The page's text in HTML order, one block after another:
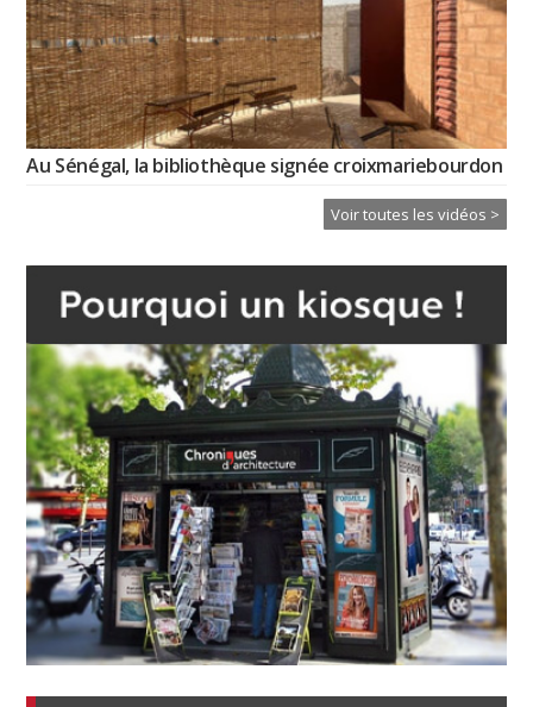
Au Sénégal, la bibliothèque signée croixmariebourdon
Voir toutes les vidéos >